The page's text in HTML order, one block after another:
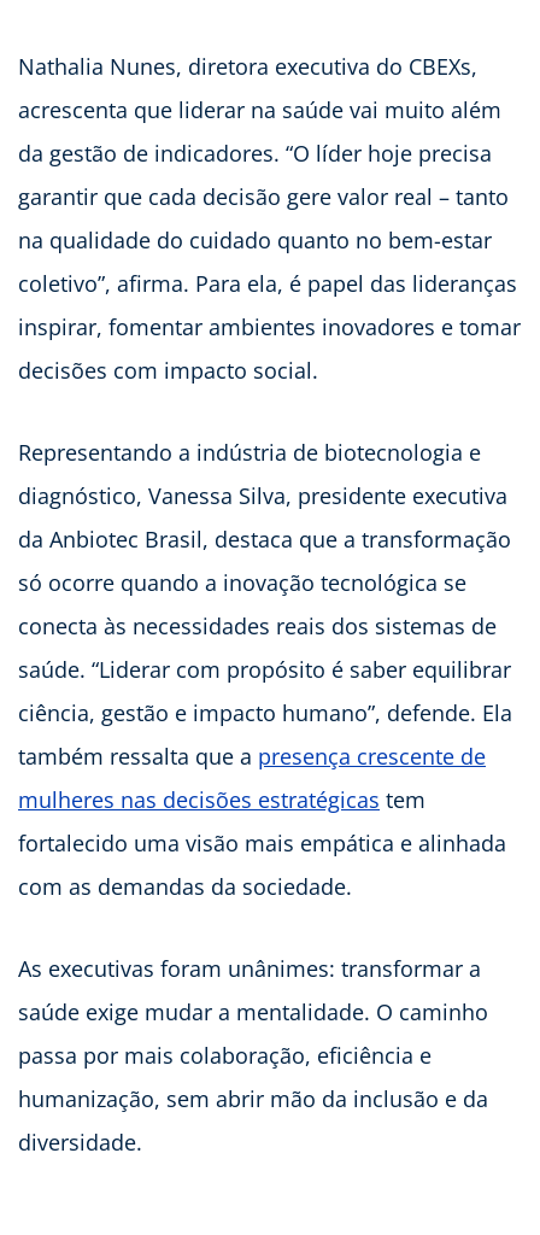
Nathalia Nunes, diretora executiva do CBEXs,
acrescenta que liderar na saúde vai muito além
da gestão de indicadores. “O líder hoje precisa
garantir que cada decisão gere valor real – tanto
na qualidade do cuidado quanto no bem-estar
coletivo”, afirma. Para ela, é papel das lideranças
inspirar, fomentar ambientes inovadores e tomar
decisões com impacto social.
Representando a indústria de biotecnologia e
diagnóstico, Vanessa Silva, presidente executiva
da Anbiotec Brasil, destaca que a transformação
só ocorre quando a inovação tecnológica se
conecta às necessidades reais dos sistemas de
saúde. “Liderar com propósito é saber equilibrar
ciência, gestão e impacto humano”, defende. Ela
também ressalta que a presença crescente de
mulheres nas decisões estratégicas tem
fortalecido uma visão mais empática e alinhada
com as demandas da sociedade.
As executivas foram unânimes: transformar a
saúde exige mudar a mentalidade. O caminho
passa por mais colaboração, eficiência e
humanização, sem abrir mão da inclusão e da
diversidade.